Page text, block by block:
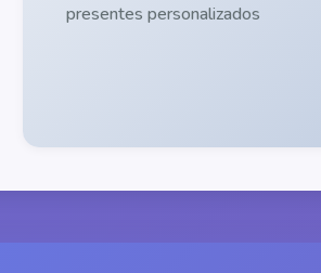
presentes personalizados